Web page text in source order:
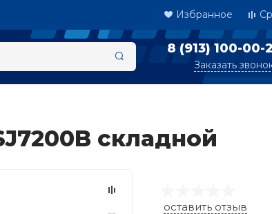
Избранное
8 (913) 100-00-
Заказать
складной
оставить отзыв